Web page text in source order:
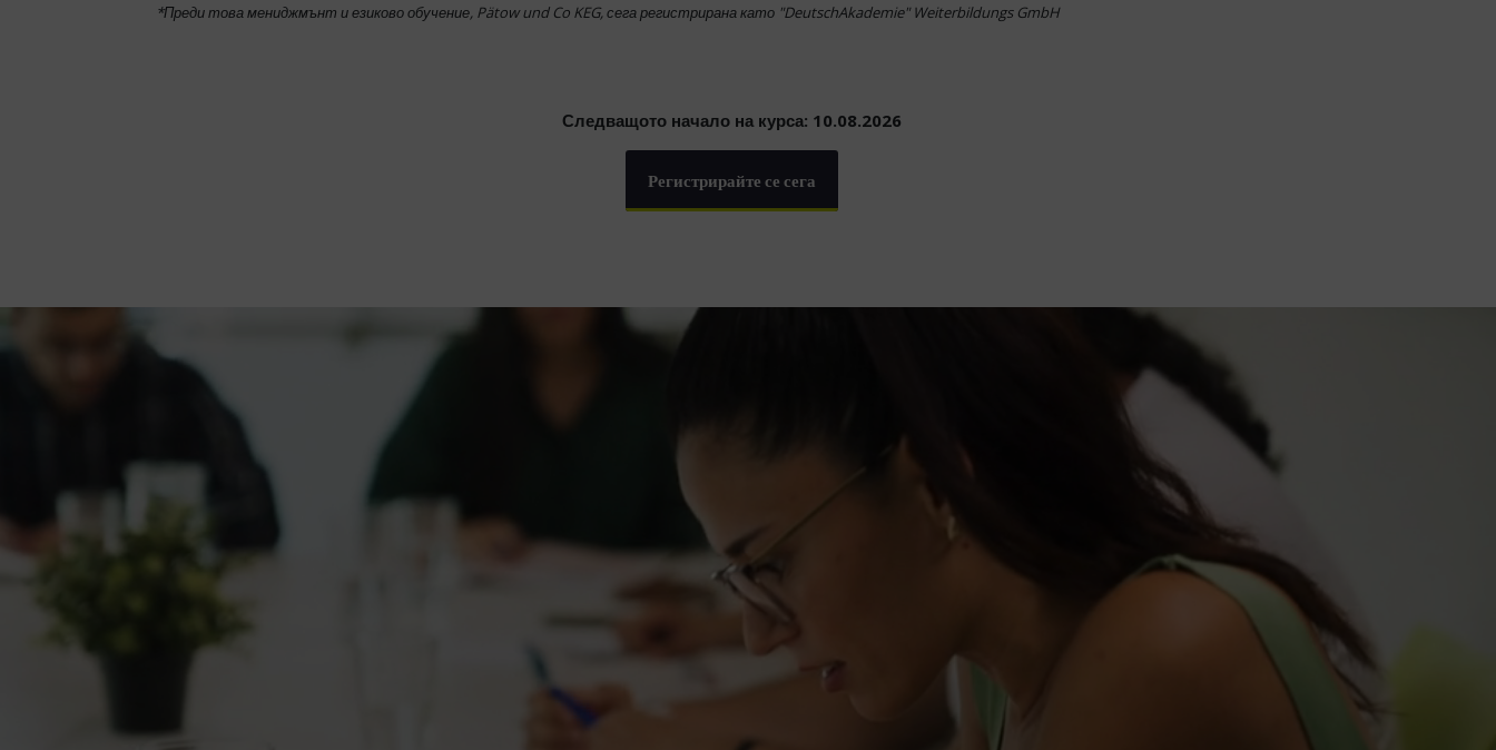
*Преди това мениджмънт и езиково обучение, Pätow und Co KEG, сега регистрирана като "DeutschAkademie" Weiterbildungs GmbH
Следващото начало на курса: 10.08.2026
Регистрирайте се сега